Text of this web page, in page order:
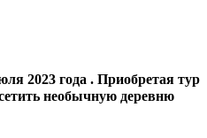
2023 года . Приобретая тур
необычную деревню